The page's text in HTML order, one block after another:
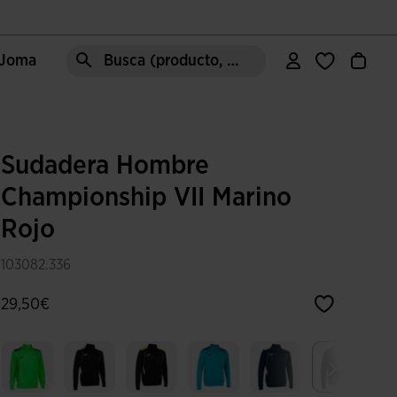
Busca (producto, estilo, área, ect.)
Sudadera Hombre
Championship VII Marino
Rojo
103082.336
29,50€